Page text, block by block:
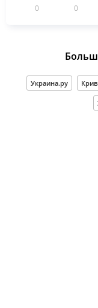
0 0
Украина.ру